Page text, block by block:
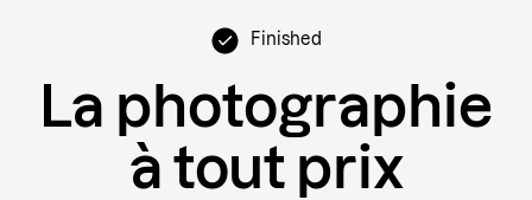
Finished
La photographie
à tout prix